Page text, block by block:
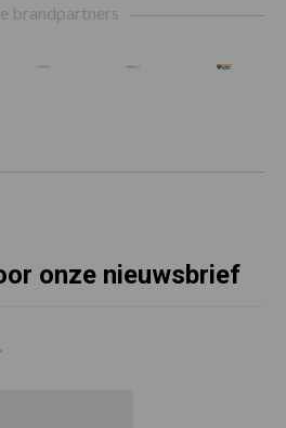
brandpartners
onze nieuwsbrief